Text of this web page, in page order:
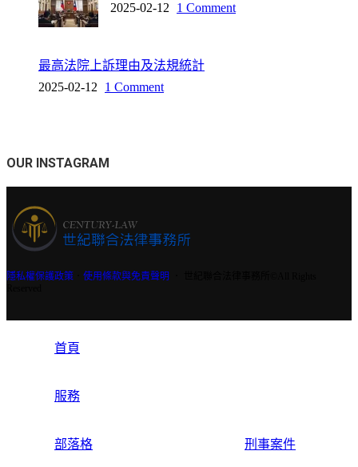
2025-02-12
1 Comment
最高法院上訴理由及法規統計
2025-02-12
1 Comment
OUR INSTAGRAM
隱私權保護政策 使用條款與免責聲明
首頁
服務
部落格 刑事案件